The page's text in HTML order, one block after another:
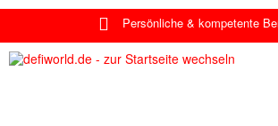
Persönliche & kompetente